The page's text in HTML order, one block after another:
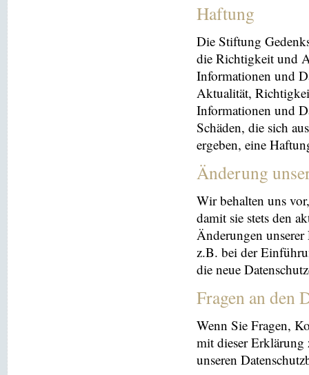
Haftung
Die Stiftung
die Richtigkeit und
Informationen und
Aktualität,
Informationen und
Schäden, die sich
ergeben, eine
Änderung
Wir behalten uns
damit sie stets den
Änderungen
z.B. bei der
die neue
Fragen an den
Wenn Sie Fragen,
mit dieser Erklärung
unseren